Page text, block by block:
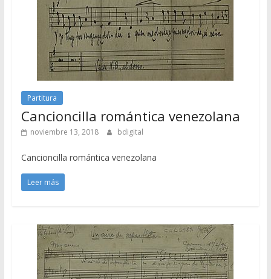
Partitura
Cancioncilla romántica venezolana
noviembre 13, 2018 bdigital
Cancioncilla romántica venezolana
Leer más